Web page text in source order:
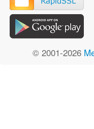
© 2001-2026